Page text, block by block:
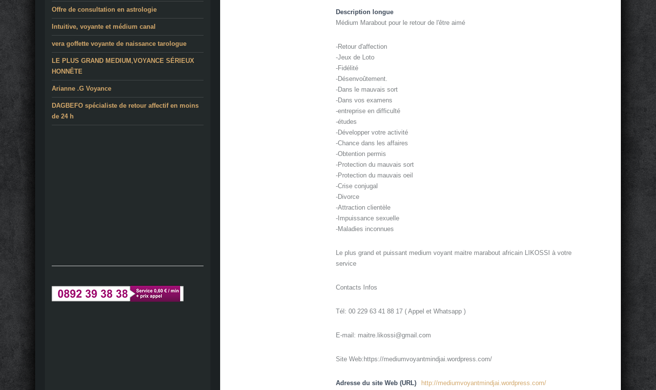
Description longue
Médium Marabout pour le retour de l'être aimé
-Retour d'affection
-Jeux de Loto
-Fidélité
-Désenvoûtement.
-Dans le mauvais sort
-Dans vos examens
-entreprise en difficulté
-études
-Développer votre activité
-Chance dans les affaires
-Obtention permis
-Protection du mauvais sort
-Protection du mauvais oeil
-Crise conjugal
-Divorce
-Attraction clientèle
-Impuissance sexuelle
-Maladies inconnues
Le plus grand et puissant medium voyant maitre marabout africain LIKOSSI à votre
service
Contacts Infos
Tél: 00 229 63 41 88 17 ( Appel et Whatsapp )
E-mail: maitre.likossi@gmail.com
Site Web:https://mediumvoyantmindjai.wordpress.com/
Adresse du site Web (URL) http://mediumvoyantmindjai.wordpress.com/
Offre de consultation en astrologie
Intuitive, voyante et médium canal
vera goffette voyante de naissance tarologue
LE PLUS GRAND MEDIUM,VOYANCE SÉRIEUX
HONNÊTE
Arianne .G Voyance
DAGBEFO spécialiste de retour affectif en moins
de 24 h